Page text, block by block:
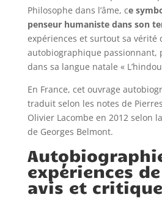
Philosophe dans l’âme, ce
penseur humaniste dans son
expériences et surtout sa vérité
autobiographique passionnant,
dans sa langue natale «
En France, cet ouvrage
traduit selon les notes de
Olivier Lacombe en 2012 selon
de Georges Belmont.
expériences
avis et